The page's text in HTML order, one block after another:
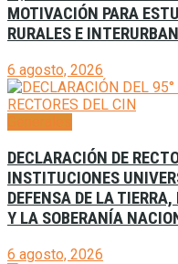
MOTIVACIÓN PARA
RURALES E
6 agosto, 2026
DECLARACIÓN DE
INSTITUCIONES
DEFENSA DE LA
Y LA SOBERANÍA
6 agosto, 2026